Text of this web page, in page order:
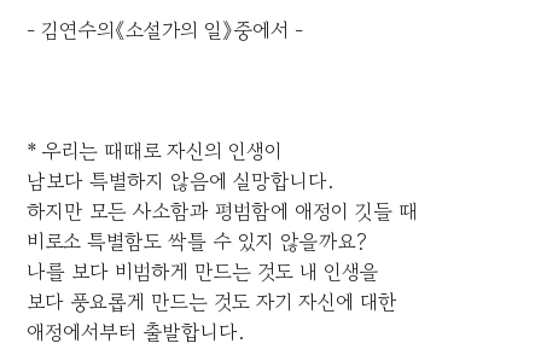
- 김연수의《소설가의 일》중에서 -
* 우리는 때때로 자신의 인생이
남보다 특별하지 않음에 실망합니다.
하지만 모든 사소함과 평범함에 애정이 깃들 때
비로소 특별함도 싹틀 수 있지 않을까요?
나를 보다 비범하게 만드는 것도 내 인생을
보다 풍요롭게 만드는 것도 자기 자신에 대한
애정에서부터 출발합니다.